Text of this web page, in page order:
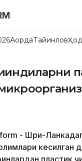
АқордаТайинлов
- Шри-
кесилган
пластик